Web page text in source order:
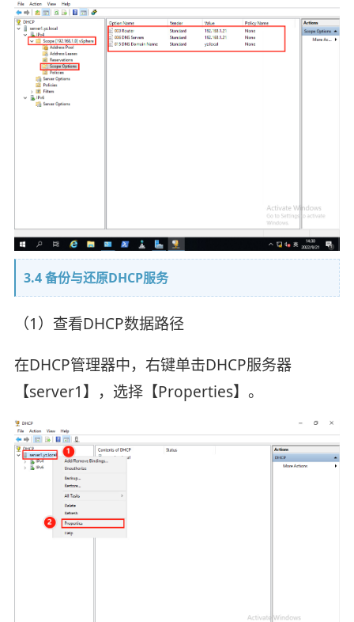
3.4 备份与还原DHCP服务
（1）查看DHCP数据路径
在DHCP管理器中，右键单击DHCP服务器
【server1】，选择【Properties】。